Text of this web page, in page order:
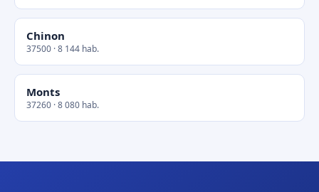
Chinon
37500 · 8 144 hab.
Monts
37260 · 8 080 hab.